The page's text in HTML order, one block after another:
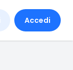
Accedi